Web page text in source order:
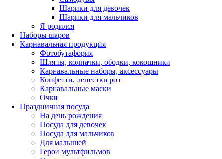
Шарики для девочек
Шарики для мальчиков
Я родился
Наборы шаров
Карнавальная продукция
Фотобутафория
Шляпы, колпачки, ободки, кокошники
Карнавальные наборы, аксессуары
Конфетти, лепестки роз
Карнавальные маски
Очки
Праздничная посуда
На день рождения
Посуда для девочек
Посуда для мальчиков
Для малышей
Герои мультфильмов